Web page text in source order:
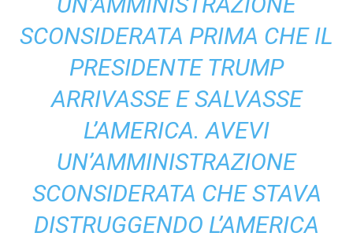
SCONSIDERATA PRIMA CHE IL
PRESIDENTE TRUMP
ARRIVASSE E SALVASSE
L’AMERICA. AVEVI
UN’AMMINISTRAZIONE
SCONSIDERATA CHE STAVA
DISTRUGGENDO L’AMERICA